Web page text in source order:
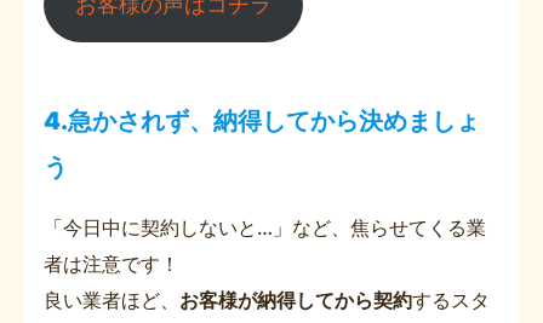
4.急かされず、納得してから決めましょ
う
「今日中に契約しないと…」など、焦らせてくる業
者は注意です！
良い業者ほど、 お客様が納得してから契約するスタ